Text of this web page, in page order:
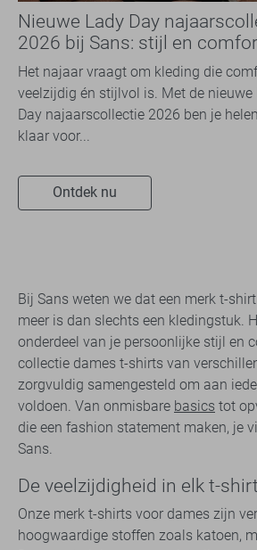
Nieuwe Lady Day
2026 bij Sans: stijl en
travelkwaliteit
Het najaar vraagt om kleding die
veelzijdig én stijlvol is. Met de nieuwe
Day najaarscollectie 2026 ben je
klaar voor...
Ontdek nu
Bij Sans weten we dat een merk t-
meer is dan slechts een kledingstuk.
onderdeel van je persoonlijke stijl en
collectie dames t-shirts van
zorgvuldig samengesteld om aan
voldoen. Van onmisbare basics tot
die een fashion statement maken, je
Sans.
De veelzijdigheid in elk t-
Onze merk t-shirts voor dames zijn
hoogwaardige stoffen zoals katoen,